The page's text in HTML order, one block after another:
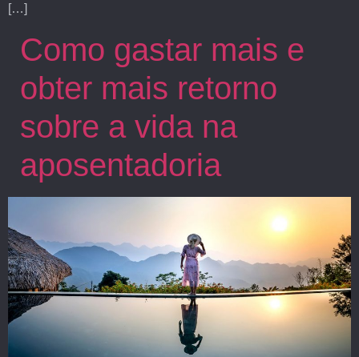
[…]
Como gastar mais e
obter mais retorno
sobre a vida na
aposentadoria